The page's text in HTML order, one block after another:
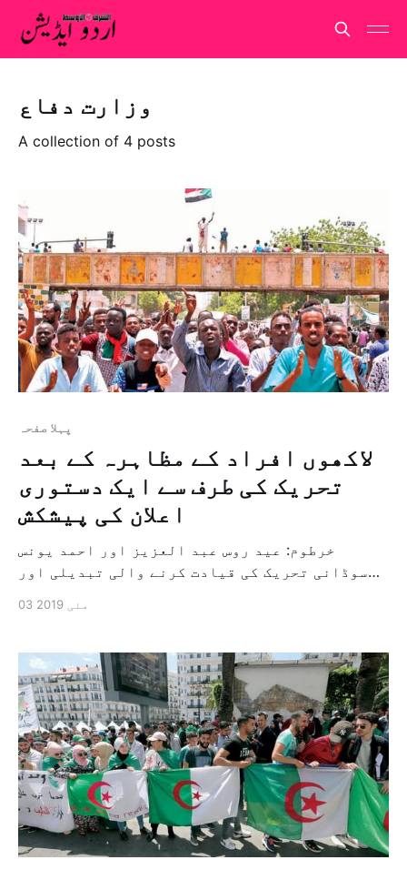
وزارت دفاع
A collection of 4 posts
پہلا صفحہ
لاکھوں افراد کے مظاہرہ کے بعد
تحریک کی طرف سے ایک دستوری
اعلان کی پیشکش
خرطوم: عید روس عبد العزیز اور احمد یونس
سوڈانی تحریک کی قیادت کرنے والی تبدیلی اور
مطالعہ کرنے والی فوجی کمیٹی کو ایک دستوری
مدت کے سلسلہ میں ایک ویزن کا ذکر ہے۔ […]
03 مئی 2019